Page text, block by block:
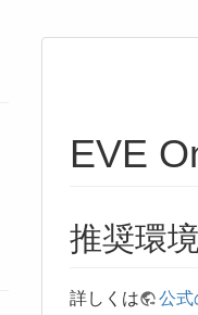
EVE
推奨環
詳しくは 公式